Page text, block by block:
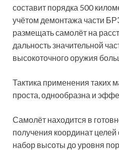
составит порядка 500
учётом демонтажа части
размещать самолёт на
дальность значительной
высокоточного оружия
Тактика применения таких
проста, однообразна и
Самолёт находится в
получения координат целей
набор высоты до уровня